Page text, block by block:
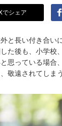
でシェア
と長い付き合い
た後も、小学校
思っている場合
敬遠されてしま